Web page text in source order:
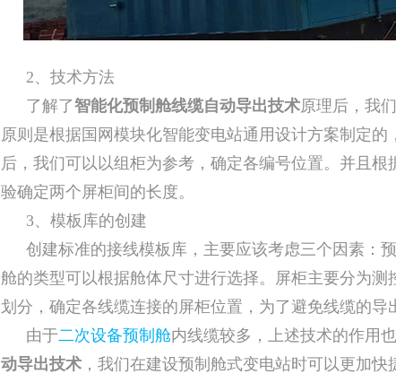
2、技术方法
了解了智能化预制舱线缆自动导出技术原理后，我
原则是根据国网模块化智能变电站通用设计方案制定
后，我们可以以组柜为参考，确定各编号位置。并且
验确定两个屏柜间的长度。
3、模板库的创建
创建标准的接线模板库，主要应该考虑三个因素：
舱的类型可以根据舱体尺寸进行选择。屏柜主要分为
划分，确定各线缆连接的屏柜位置，为了避免线缆的导
由于二次设备预制舱内线缆较多，上述技术的作用
动导出技术 ，我们在建设预制舱式变电站时可以更加